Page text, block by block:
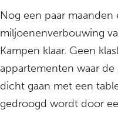
Nog een paar maanden
miljoenenverbouwing
Kampen klaar. Geen
appartementen waar
dicht gaan met een
gedroogd wordt door